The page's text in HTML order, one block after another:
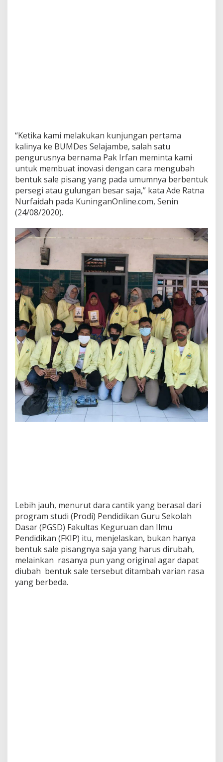
“Ketika kami melakukan kunjungan pertama
kalinya ke BUMDes Selajambe, salah satu
pengurusnya bernama Pak Irfan meminta kami
untuk membuat inovasi dengan cara mengubah
bentuk sale pisang yang pada umumnya berbentuk
persegi atau gulungan besar saja,” kata Ade Ratna
Nurfaidah pada KuninganOnline.com, Senin
(24/08/2020).
Lebih jauh, menurut dara cantik yang berasal dari
program studi (Prodi) Pendidikan Guru Sekolah
Dasar (PGSD) Fakultas Keguruan dan Ilmu
Pendidikan (FKIP) itu, menjelaskan, bukan hanya
bentuk sale pisangnya saja yang harus dirubah,
melainkan rasanya pun yang original agar dapat
diubah bentuk sale tersebut ditambah varian rasa
yang berbeda.